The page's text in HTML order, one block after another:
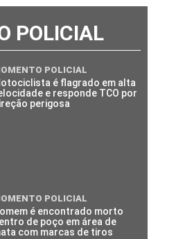
POLICIAL
POLICIAL
é flagrado em alta
e responde TCO por
perigosa
POLICIAL
é encontrado morto
de poço em área de
com marcas de tiros